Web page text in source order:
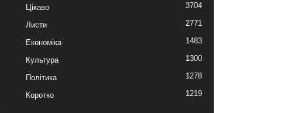
Цікаво 3704
Листи 2771
Економіка 1483
Культура 1300
Політика 1278
Коротко 1219